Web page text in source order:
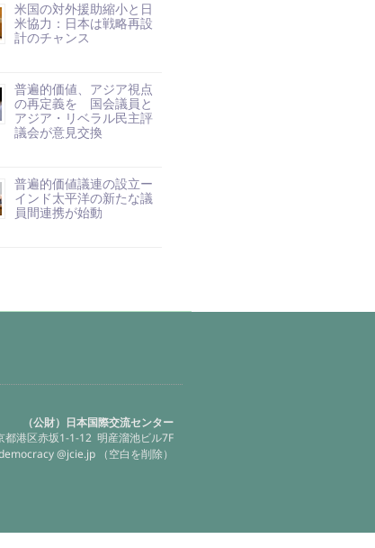
米国の対外援助縮小と日
米協力：日本は戦略再設
計のチャンス
普遍的価値、アジア視点
の再定義を 国会議員と
アジア・リベラル民主評
議会が意見交換
普遍的価値議連の設立ー
インド太平洋の新たな議
員間連携が始動
（公財）日本国際交流センター
都港区赤坂1-1-12 明産溜池ビル7F
@jcie.jp （空白を削除）